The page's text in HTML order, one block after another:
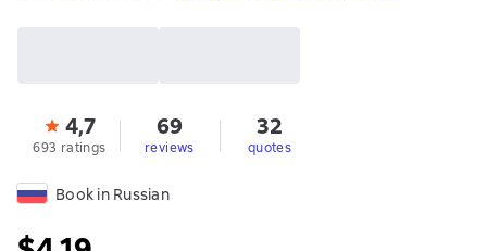
4,7
693 ratings
69
reviews
32
quotes
Book in Russian